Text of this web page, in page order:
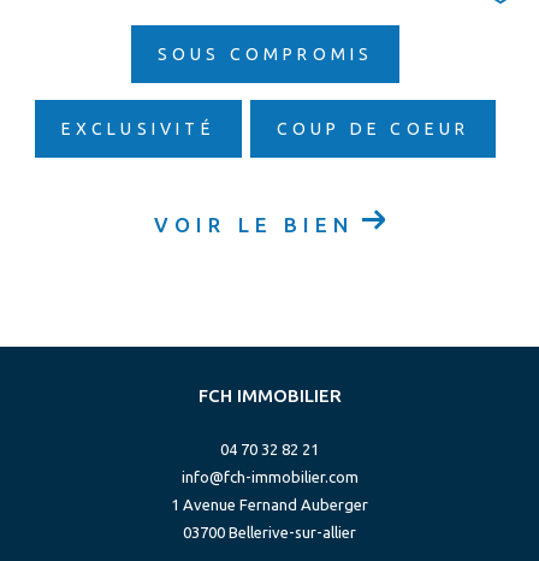
SOUS COMPROMIS
EXCLUSIVITÉ COUP DE COEUR
VOIR LE BIEN
FCH IMMOBILIER
04 70 32 82 21
info@fch-immobilier.com
1 Avenue Fernand Auberger
03700
bellerive-sur-allier